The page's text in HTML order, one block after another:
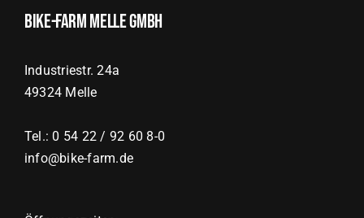
Bike-Farm Melle GmbH
Industriestr. 24a
49324 Melle
Tel.: 0 54 22 / 92 60 8-0
info@bike-farm.de